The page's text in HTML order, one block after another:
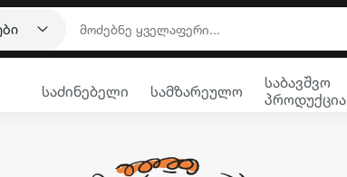
საძინებელი სამზარეულო
საბავშვო
პროდუქცია